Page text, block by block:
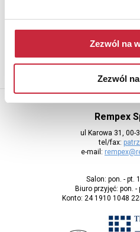
Zezwól na
Zezwól
adres
Rempex
ul Karowa 31, 00-
tel/fax:
e-mail:
Salon: pon. - pt.
Biuro przyjęć: pon. -
Konto: 24 1910 1048